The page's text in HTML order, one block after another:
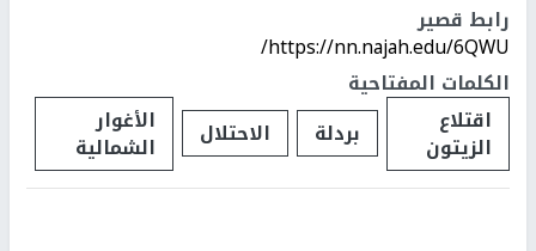
رابط قصير
https://nn.najah.edu/6QWU/
الكلمات المفتاحية
اقتلاع
الزيتون بردلة الاحتلال الأغوار
الشمالية